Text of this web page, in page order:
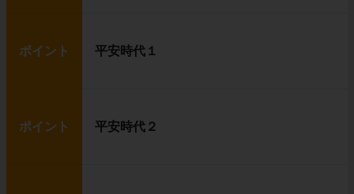
ポイント 平安時代１
ポイント 平安時代２